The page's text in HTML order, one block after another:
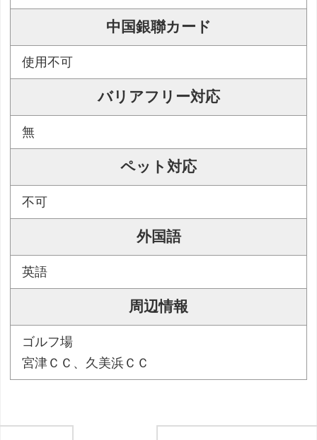
中国銀聯カード
使用不可
バリアフリー対応
無
ペット対応
不可
外国語
英語
周辺情報
ゴルフ場
宮津ＣＣ、久美浜ＣＣ